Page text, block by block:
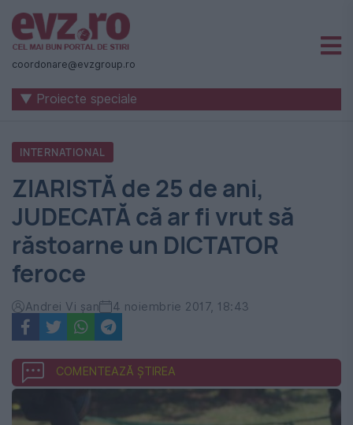
Știri
naționale
internaționale
România
-
Evenimentul
Zilei
coordonare@evzgroup.ro
▼ Proiecte speciale
INTERNATIONAL
ZIARISTĂ de 25 de ani,
JUDECATĂ că ar fi vrut să
răstoarne un DICTATOR
feroce
Andrei Vi şan 4 noiembrie 2017, 18:43
COMENTEAZĂ ȘTIREA